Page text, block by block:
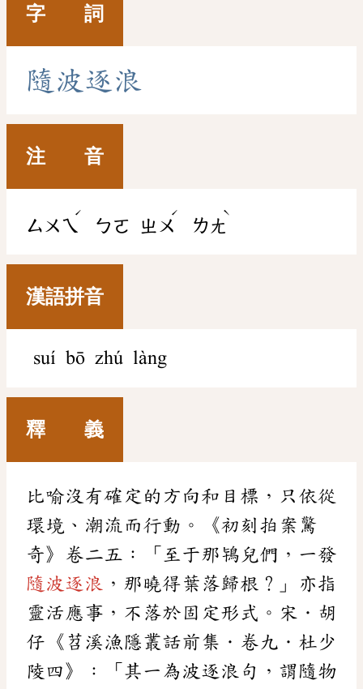
字 詞
隨 波逐 浪
注 音
ㄙㄨㄟ
ˊ
ㄅㄛ ㄓㄨ
ˊ
ㄌㄤ
ˋ
漢語拼音
suí bō zhú làng
釋 義
比喻沒有確定的方向和目標，只依從
環境、潮流而行動。《初刻拍案驚
奇》卷二五：「至于那鴇兒們，一發
隨波逐浪 ，那曉得葉落歸根？」亦指
靈活應事，不落於固定形式。宋．胡
仔《苕溪漁隱叢話前集．卷九．杜少
陵四》：「其一為波逐浪句，謂隨物